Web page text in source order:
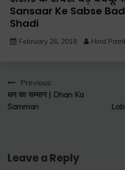
Sansaar Ke Sabse
Shadi
February 26, 2018 Hind
Post
navigation
Previous:
धन का सम्मान | Dhan Ka
Samman
Leave a Reply